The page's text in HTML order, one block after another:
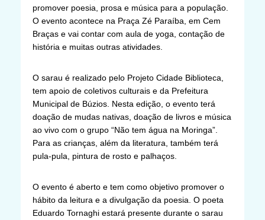
promover poesia, prosa e música para a população.
O evento acontece na Praça Zé Paraíba, em Cem
Braças e vai contar com aula de yoga, contação de
história e muitas outras atividades.
O sarau é realizado pelo Projeto Cidade Biblioteca,
tem apoio de coletivos culturais e da Prefeitura
Municipal de Búzios. Nesta edição, o evento terá
doação de mudas nativas, doação de livros e música
ao vivo com o grupo “Não tem água na Moringa”.
Para as crianças, além da literatura, também terá
pula-pula, pintura de rosto e palhaços.
O evento é aberto e tem como objetivo promover o
hábito da leitura e a divulgação da poesia. O poeta
Eduardo Tornaghi estará presente durante o sarau